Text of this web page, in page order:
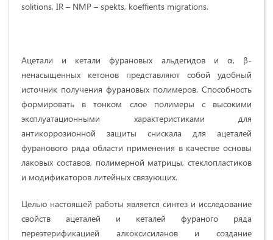
solitions, IR – NMP – spekts, koeffients migrations.
Ацетали и кетали фурановых альдегидов и α, β-
ненасыщенных кетонов представляют собой удобный
источник получения фурановых полимеров. Способность
формировать в тонком слое полимеры с высокими
эксплуатационными характеристиками для
антикоррозионной защиты снискала для ацеталей
фуранового ряда области применения в качестве основы
лаковых составов, полимерной матрицы, стеклопластиков
и модификаторов литейных связующих.
Целью настоящей работы является синтез и исследование
свойств ацеталей и кеталей фураного ряда
переэтерификацией алкоксисиланов и создание